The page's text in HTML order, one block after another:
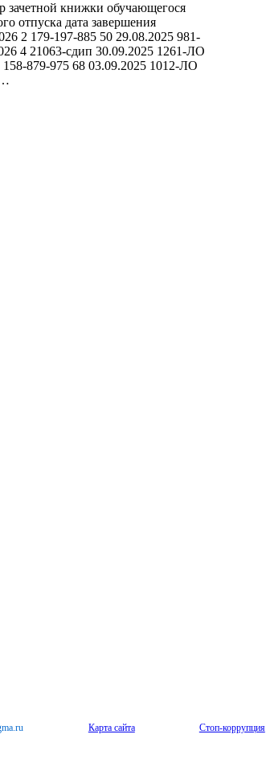
зачетной книжки обучающегося
отпуска дата завершения
2 179-197-885 50 29.08.2025 981-
4 21063-сдип 30.09.2025 1261-ЛО
879-975 68 03.09.2025 1012-ЛО
Карта сайта Стоп-коррупция